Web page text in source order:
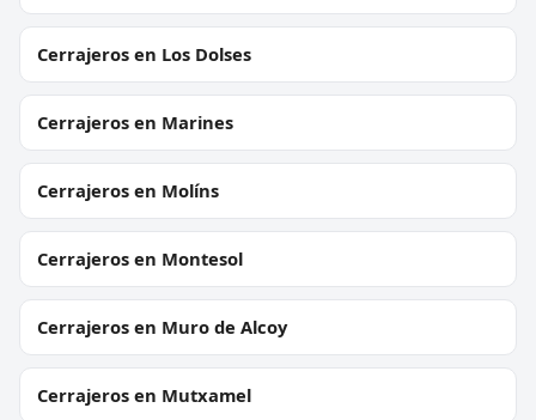
Cerrajeros en Los Dolses
Cerrajeros en Marines
Cerrajeros en Molíns
Cerrajeros en Montesol
Cerrajeros en Muro de Alcoy
Cerrajeros en Mutxamel